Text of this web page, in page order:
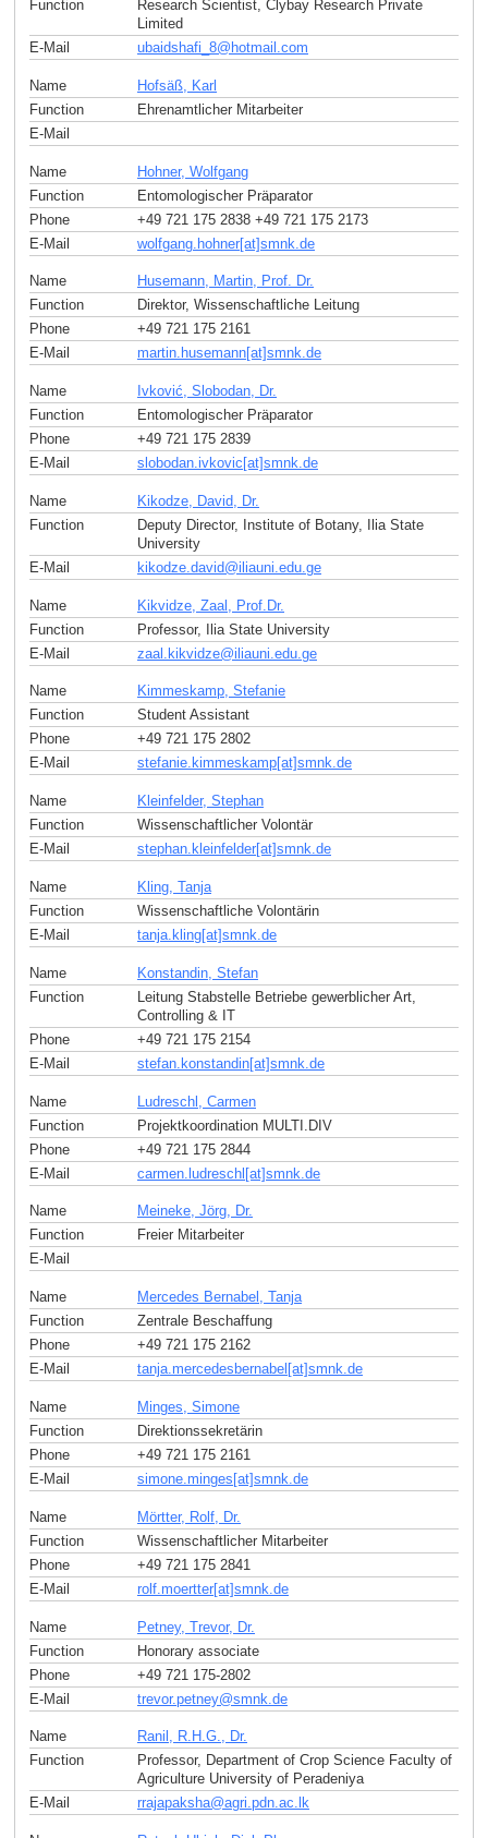
Function
Research Scientist, Clybay Research Private
Limited
E-Mail
ubaidshafi_8@ hotmail com
Name
Hofsäß, Karl
Function
Ehrenamtlicher Mitarbeiter
E-Mail
Name
Hohner, Wolfgang
Function
Entomologischer Präparator
Phone
+49 721 175 2838 +49 721 175 2173
E-Mail
wolfgang.hohner[at]smnk de
Name
Husemann, Martin, Prof. Dr.
Function
Direktor, Wissenschaftliche Leitung
Phone
+49 721 175 2161
E-Mail
martin.husemann[at]smnk.de
Name
Ivković, Slobodan, Dr.
Function
Entomologischer Präparator
Phone
+49 721 175 2839
E-Mail
slobodan.ivkovic[at]smnk.de
Name
Kikodze, David, Dr.
Function
Deputy Director, Institute of Botany, Ilia State
University
E-Mail
kikodze.david@iliauni.edu ge
Name
Kikvidze, Zaal, Prof.Dr.
Function
Professor, Ilia State University
E-Mail
zaal.kikvidze@iliauni.edu ge
Name
Kimmeskamp, Stefanie
Function
Student Assistant
Phone
+49 721 175 2802
E-Mail
stefanie.kimmeskamp[at]smnk.de
Name
Kleinfelder, Stephan
Function
Wissenschaftlicher Volontär
E-Mail
stephan.kleinfelder[at]smnk.de
Name
Kling, Tanja
Function
Wissenschaftliche Volontärin
E-Mail
tanja.kling[at]smnk.de
Name
Konstandin, Stefan
Function
Leitung Stabstelle Betriebe gewerblicher Art,
Controlling & IT
Phone
+49 721 175 2154
E-Mail
stefan.konstandin[at]smnk de
Name
Ludreschl, Carmen
Function
Projektkoordination MULTI.DIV
Phone
+49 721 175 2844
E-Mail
carmen.ludreschl[at]smnk de
Name
Meineke, Jörg, Dr.
Function
Freier Mitarbeiter
E-Mail
Name
Mercedes Bernabel, Tanja
Function
Zentrale Beschaffung
Phone
+49 721 175 2162
E-Mail
tanja.mercedesbernabel[at]smnk.de
Name
Minges, Simone
Function
Direktionssekretärin
Phone
+49 721 175 2161
E-Mail
simone.minges[at]smnk.de
Name
Mörtter, Rolf, Dr.
Function
Wissenschaftlicher Mitarbeiter
Phone
+49 721 175 2841
E-Mail
rolf.moertter[at]smnk de
Name
Petney, Trevor, Dr.
Function
Honorary associate
Phone
+49 721 175-2802
E-Mail
trevor.petney@smnk de
Name
Ranil, R.H.G., Dr.
Function
Professor, Department of Crop Science Faculty of
Agriculture University of Peradeniya
E-Mail
rrajapaksha@agri.pdn.ac. lk